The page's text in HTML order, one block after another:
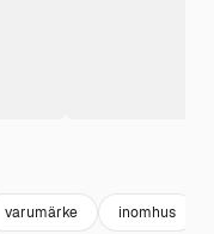
varumärke inomhus